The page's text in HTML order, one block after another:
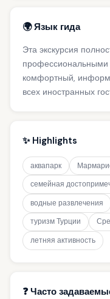
🌍 Язык гида
Эта экскурсия
профессиональными
комфортный,
всех иностранных
✨ Highlights
аквапарк
семейная
водные развлечения
туризм Турции
летняя активность
❓ Часто